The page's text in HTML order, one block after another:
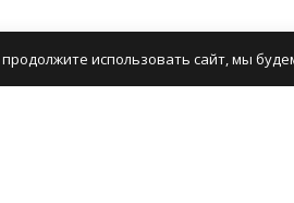
Прочее
использовать сайт, мы